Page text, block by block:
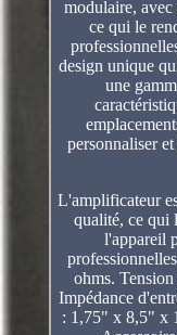
modulaire, avec
ce qui le
design unique
une
personnaliser
L'amplificateur
qualité, ce qui
l'appareil
ohms.
Impédance
: 1,75" x 8,5" x